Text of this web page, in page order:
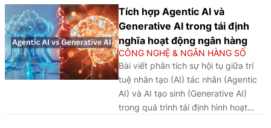
trường. Các phương thức lừa đảo
chiếm đoạt tài sản ngày càng tinh vi,
có tổ chức và đặc biệt sự hỗ trợ của
công nghệ AI đã tạo những niềm tin
giả rất khó phân biệt. Điều này đặt ra
yêu cầu cấp thiết phải thay đổi cách
tiếp cận trong bảo đảm an ninh tài
chính số, từ phòng ngự thụ động
Tích hợp Agentic AI và
Generative AI trong tái định
nghĩa hoạt động ngân hàng
CÔNG NGHỆ & NGÂN HÀNG SỐ
Bài viết phân tích sự hội tụ giữa trí
tuệ nhân tạo (AI) tác nhân (Agentic
AI) và AI tạo sinh (Generative AI)
trong quá trình tái định hình hoạt